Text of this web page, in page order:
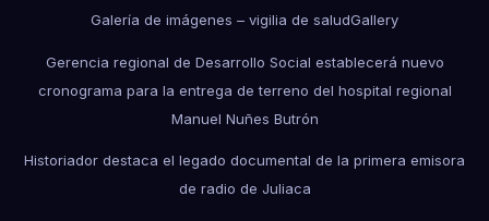
Galería de imágenes – vigilia de saludGallery
Gerencia regional de Desarrollo Social establecerá nuevo
cronograma para la entrega de terreno del hospital regional
Manuel Nuñes Butrón
Historiador destaca el legado documental de la primera emisora
de radio de Juliaca